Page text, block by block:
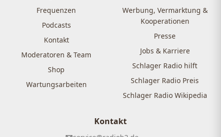
Frequenzen
Podcasts
Kontakt
Moderatoren & Team
Shop
Wartungsarbeiten
Werbung, Vermarktung &
Kooperationen
Presse
Jobs & Karriere
Schlager Radio hilft
Schlager Radio Preis
Schlager Radio Wikipedia
Kontakt